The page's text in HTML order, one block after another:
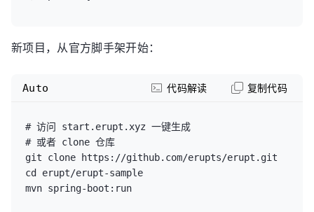
新项目，从官方脚手架开始：
# 访问 start.erupt.xyz 一键生成
# 或者 clone 仓库
git clone https://github.com/erupts/erupt.git
cd erupt/erupt-sample
Auto 代码解读 复制代码